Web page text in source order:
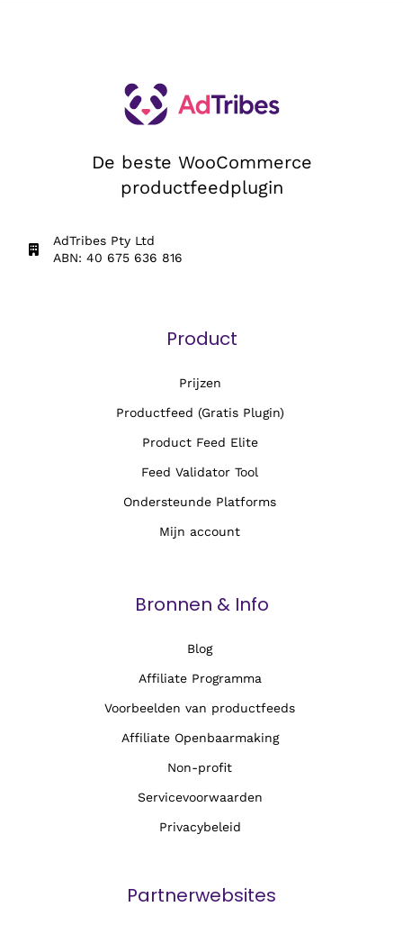
De beste WooCommerce
productfeedplugin
AdTribes Pty Ltd
ABN: 40 675 636 816
Product
Prijzen
Productfeed (Gratis Plugin)
Product Feed Elite
Feed Validator Tool
Ondersteunde Platforms
Mijn account
Bronnen & Info
Blog
Affiliate Programma
Voorbeelden van productfeeds
Affiliate Openbaarmaking
Non-profit
Servicevoorwaarden
Privacybeleid
Partnerwebsites